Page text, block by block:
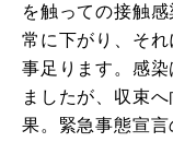
を触っての接触
常に下がり、そ
事足ります。感
ましたが、収束
果。緊急事態宣